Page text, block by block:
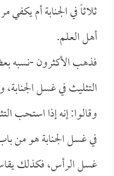
ثلاثاً في الجنابة أم
أهل العلم.
فذهب الأكثرون -نسبه
التثليث في غسل
وقالوا: إنه إذا استحب
في غسل الجنابة هو من
غسل الرأس، فكذلك